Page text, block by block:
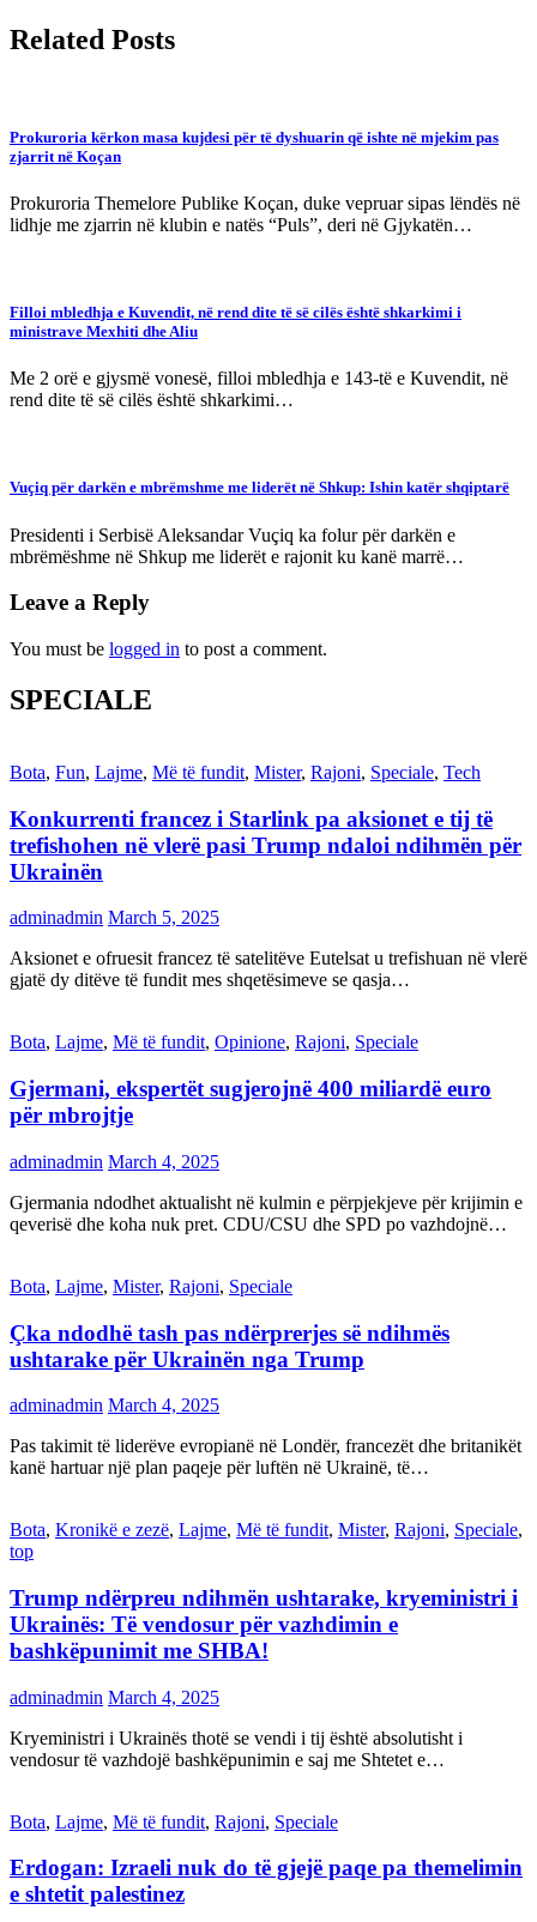
Related Posts
Prokuroria kërkon masa kujdesi për të dyshuarin që ishte në mjekim pas
zjarrit në Koçan
Prokuroria Themelore Publike Koçan, duke vepruar sipas lëndës në
lidhje me zjarrin në klubin e natës “Puls”, deri në Gjykatën…
Filloi mbledhja e Kuvendit, në rend dite të së cilës është shkarkimi i
ministrave Mexhiti dhe Aliu
Me 2 orë e gjysmë vonesë, filloi mbledhja e 143-të e Kuvendit, në
rend dite të së cilës është shkarkimi…
Vuçiq për darkën e mbrëmshme me liderët në Shkup: Ishin katër shqiptarë
Presidenti i Serbisë Aleksandar Vuçiq ka folur për darkën e
mbrëmëshme në Shkup me liderët e rajonit ku kanë marrë…
Leave a Reply
You must be logged in to post a comment.
SPECIALE
Bota, Fun, Lajme, Më të fundit, Mister, Rajoni, Speciale, Tech
Konkurrenti francez i Starlink pa aksionet e tij të
trefishohen në vlerë pasi Trump ndaloi ndihmën për
Ukrainën
adminadmin March 5, 2025
Aksionet e ofruesit francez të satelitëve Eutelsat u trefishuan në vlerë
gjatë dy ditëve të fundit mes shqetësimeve se qasja…
Bota, Lajme, Më të fundit, Opinione, Rajoni, Speciale
Gjermani, ekspertët sugjerojnë 400 miliardë euro
për mbrojtje
adminadmin March 4, 2025
Gjermania ndodhet aktualisht në kulmin e përpjekjeve për krijimin e
qeverisë dhe koha nuk pret. CDU/CSU dhe SPD po vazhdojnë…
Bota, Lajme, Mister, Rajoni, Speciale
Çka ndodhë tash pas ndërprerjes së ndihmës
ushtarake për Ukrainën nga Trump
adminadmin March 4, 2025
Pas takimit të liderëve evropianë në Londër, francezët dhe britanikët
kanë hartuar një plan paqeje për luftën në Ukrainë, të…
Bota, Kronikë e zezë, Lajme, Më të fundit, Mister, Rajoni, Speciale,
top
Trump ndërpreu ndihmën ushtarake, kryeministri i
Ukrainës: Të vendosur për vazhdimin e
bashkëpunimit me SHBA!
adminadmin March 4, 2025
Kryeministri i Ukrainës thotë se vendi i tij është absolutisht i
vendosur të vazhdojë bashkëpunimin e saj me Shtetet e…
Bota, Lajme, Më të fundit, Rajoni, Speciale
Erdogan: Izraeli nuk do të gjejë paqe pa themelimin
e shtetit palestinez